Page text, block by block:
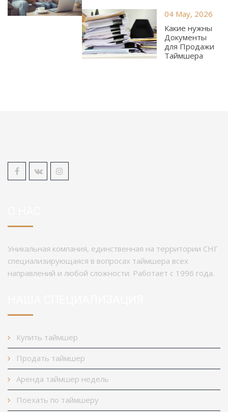
04 May, 2026
Какие нужны
Документы
для Продажи
Таймшера
Уникальная компания, единственная на территории СНГ
специализирующаяся в вопросах таймшера всех
направлений и любой сложности. Работает с 1996 года.
Купить таймшер
Продать таймшер
Аренда таймшер недель
Поехать по таймшеру